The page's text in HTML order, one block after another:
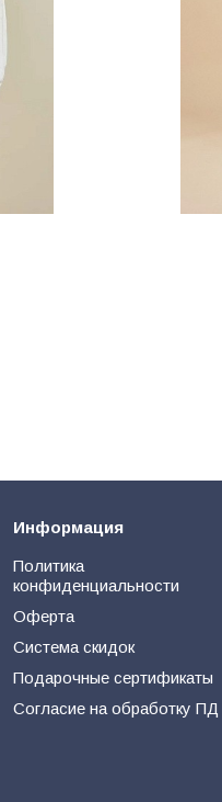
Информация
Политика
конфиденциальности
Оферта
Система скидок
Подарочные сертификаты
Согласие на обработку ПД